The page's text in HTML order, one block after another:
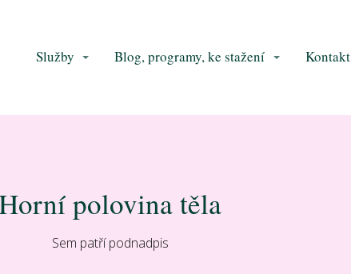
Služby Blog, programy, ke stažení Kontakt
polovina těla
Sem patří podnadpis